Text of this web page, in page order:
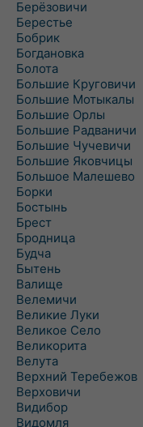
Берёзовичи
Берестье
Бобрик
Богдановка
Болота
Большие Круговичи
Большие Мотыкалы
Большие Орлы
Большие Радваничи
Большие Чучевичи
Большие Яковчицы
Большое Малешево
Борки
Бостынь
Брест
Бродница
Будча
Бытень
Валище
Велемичи
Великие Луки
Великое Село
Великорита
Велута
Верхний Теребежов
Верховичи
Видибор
Видомля